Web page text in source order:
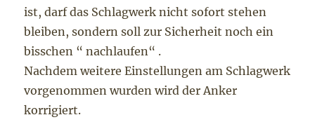
ist, darf das Schlagwerk nicht sofort stehen
bleiben, sondern soll zur Sicherheit noch ein
bisschen “ nachlaufen“ .
Nachdem weitere Einstellungen am Schlagwerk
vorgenommen wurden wird der Anker
korrigiert.